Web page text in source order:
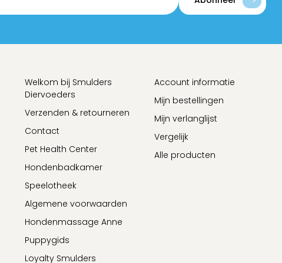
Welkom bij Smulders
Diervoeders
Verzenden & retourneren
Contact
Pet Health Center
Hondenbadkamer
Speelotheek
Algemene voorwaarden
Hondenmassage Anne
Puppygids
Loyalty Smulders
Account informatie
Mijn bestellingen
Mijn verlanglijst
Vergelijk
Alle producten